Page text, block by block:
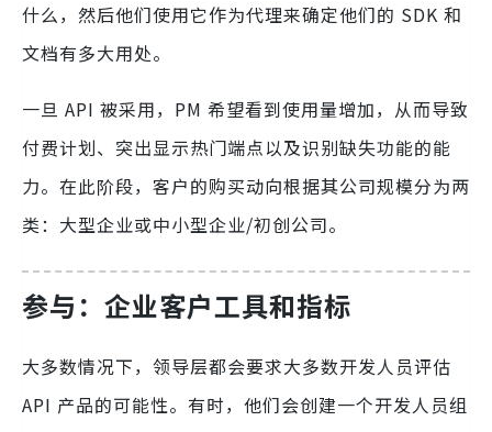
什么，然后他们使用它作为代理来确定他们的 SDK 和
文档有多大用处。
一旦 API 被采用，PM 希望看到使用量增加，从而导致
付费计划、突出显示热门端点以及识别缺失功能的能
力。在此阶段，客户的购买动向根据其公司规模分为两
类：大型企业或中小型企业/初创公司。
参与：企业客户工具和指标
大多数情况下，领导层都会要求大多数开发人员评估
API 产品的可能性。有时，他们会创建一个开发人员组